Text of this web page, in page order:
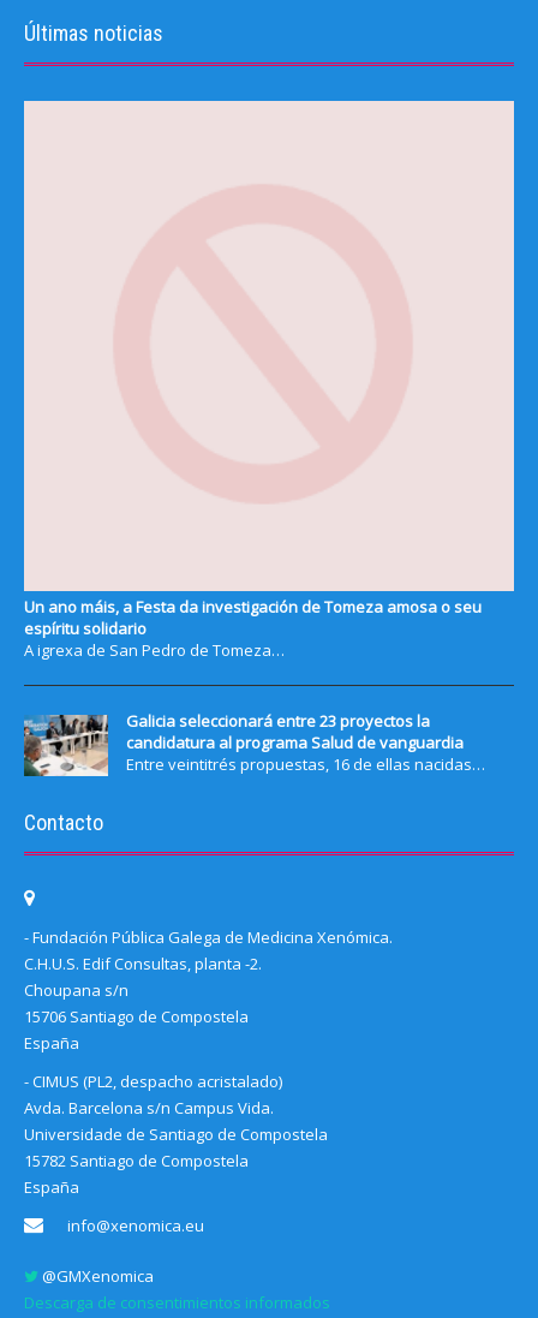
Últimas noticias
Un ano máis, a Festa da investigación de Tomeza amosa o seu
espíritu solidario
A igrexa de San Pedro de Tomeza…
Galicia seleccionará entre 23 proyectos la
candidatura al programa Salud de vanguardia
Entre veintitrés propuestas, 16 de ellas nacidas…
Contacto
- Fundación Pública Galega de Medicina Xenómica.
C.H.U.S. Edif Consultas, planta -2.
Choupana s/n
15706 Santiago de Compostela
España
- CIMUS (PL2, despacho acristalado)
Avda. Barcelona s/n Campus Vida.
Universidade de Santiago de Compostela
15782 Santiago de Compostela
España
info@xenomica.eu
@GMXenomica
Descarga de consentimientos informados